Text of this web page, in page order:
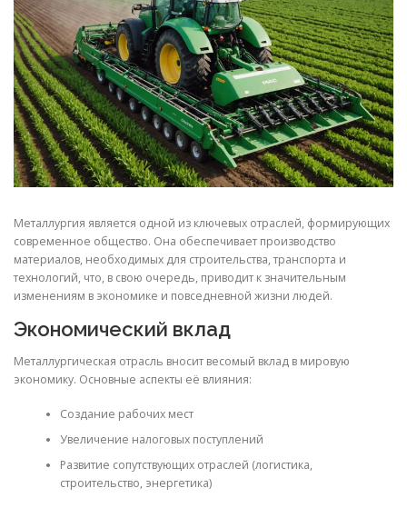
СТАТЬИ
Металлургия является одной из ключевых отраслей, формирующих
современное общество. Она обеспечивает производство
материалов, необходимых для строительства, транспорта и
технологий, что, в свою очередь, приводит к значительным
изменениям в экономике и повседневной жизни людей.
Экономический вклад
Металлургическая отрасль вносит весомый вклад в мировую
экономику. Основные аспекты её влияния:
Создание рабочих мест
Увеличение налоговых поступлений
Развитие сопутствующих отраслей (логистика,
строительство, энергетика)